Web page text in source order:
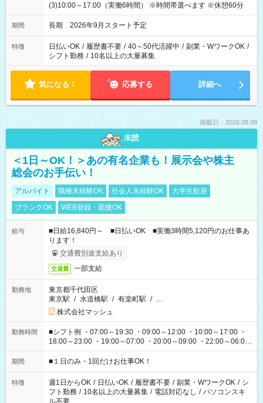
(3)10:00～17:00（実働6時間） ※時間帯選べます ※休憩60分
期間 長期 2026年9月スタート予定
特徴 日払いOK / 履歴書不要 / 40～50代活躍中 / 副業・WワークOK /
シフト勤務 / 10名以上の大量募集
気になる！ 応募する 詳細へ
掲載日：2026.08.08
未読
＜1日～OK！＞あの有名企業も！展示会や株主
総会のお手伝い！
アルバイト 職種未経験OK 社会人未経験OK
大学生歓迎
ブランクOK
WEB登録・面接OK
給与
■日給16,840円～ ■日払いOK ■実働3時間5,120円のお仕事あ
ります！
交通費別途支給あり
交通費 一部支給
勤務地
東京都千代田区
東京駅 / 水道橋駅 / 有楽町駅 / …
株式会社マッシュ
勤務時間
■シフト例 ・07:00～19:30 ・09:00～12:00 ・10:00～17:00 ・
18:00～23:00 ・19:00～07:00 ・20:00～09:00 ・22:00～06:00
etc ★最短で3時間で5,120円のお仕事から 15時間で2万円近く稼
げるお仕事も！ ご希望のお時間に合わせてご紹介！ ※シフトは
ください！
期間 ■１日のみ・1回だけお仕事OK！
特徴 週1日からOK / 日払いOK / 履歴書不要 / 副業・WワークOK / シ
フト勤務 / 10名以上の大量募集 / 電話対応なし / パソコンスキ
ル不要